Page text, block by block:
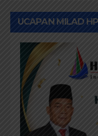
UCAPAN MILAD